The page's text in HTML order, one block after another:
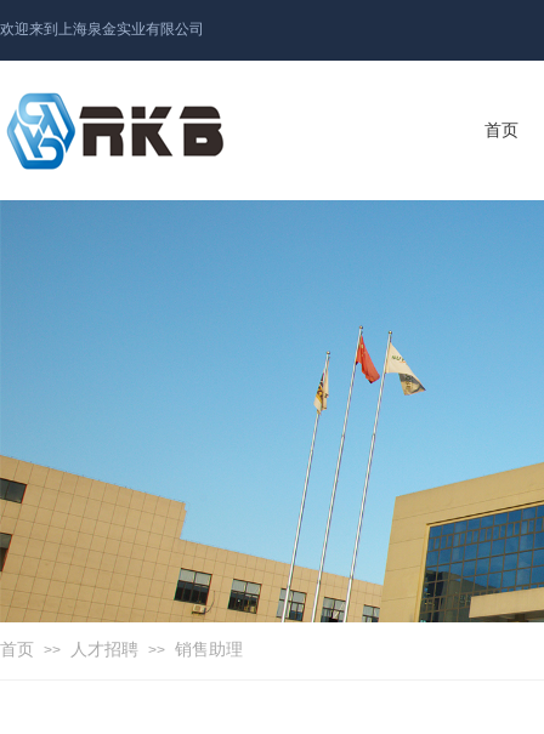
欢迎来到上海泉金实业有限公司
首页
首页 >> 人才招聘 >> 销售助理